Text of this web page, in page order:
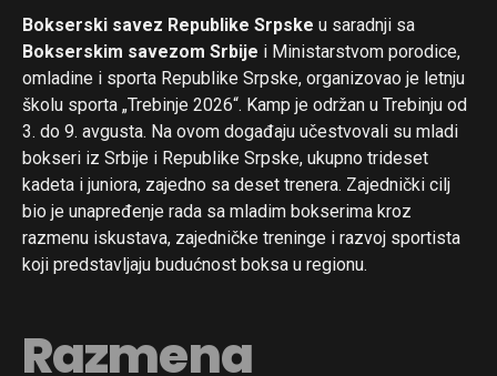
Bokserski savez Republike Srpske u saradnji sa
Bokserskim savezom Srbije i Ministarstvom porodice,
omladine i sporta Republike Srpske, organizovao je letnju
školu sporta „Trebinje 2026“. Kamp je održan u Trebinju od
3. do 9. avgusta. Na ovom događaju učestvovali su mladi
bokseri iz Srbije i Republike Srpske, ukupno trideset
kadeta i juniora, zajedno sa deset trenera. Zajednički cilj
bio je unapređenje rada sa mladim bokserima kroz
razmenu iskustava, zajedničke treninge i razvoj sportista
koji predstavljaju budućnost boksa u regionu.
Razmena